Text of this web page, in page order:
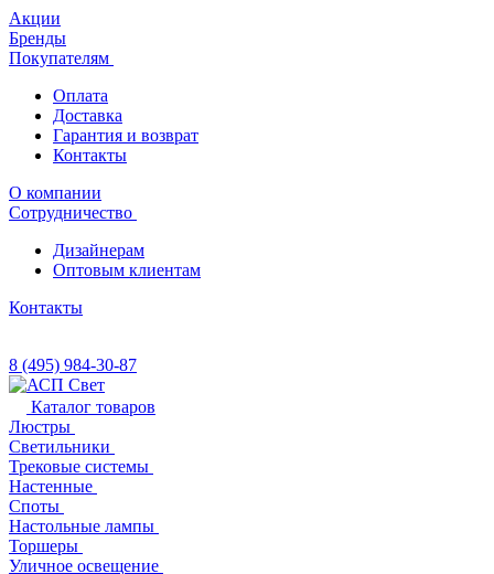
Акции
Бренды
Покупателям
Оплата
Доставка
Гарантия и возврат
Контакты
О компании
Сотрудничество
Дизайнерам
Оптовым клиентам
Контакты
8 (495) 984-30-87
Каталог товаров
Люстры
Светильники
Трековые системы
Настенные
Споты
Настольные лампы
Торшеры
Уличное освещение